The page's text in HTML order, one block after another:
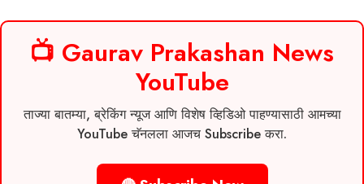
📺 Gaurav Prakashan News
YouTube
ताज्या बातम्या, ब्रेकिंग न्यूज आणि विशेष व्हिडिओ पाहण्यासाठी आमच्या
YouTube चॅनलला आजच Subscribe करा.